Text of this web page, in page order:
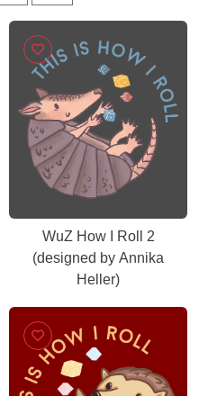
WuZ How I Roll 2
(designed by Annika
Heller)